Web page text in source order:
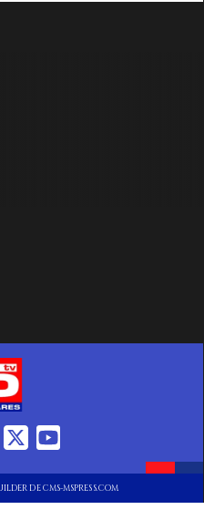
DE CMS-MSPRESS.COM